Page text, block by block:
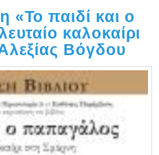
«Το παιδί και ο
καλοκαίρι
Βόγδου